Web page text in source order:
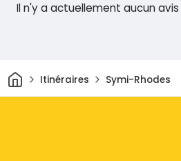
Il n'y a actuellement aucun
Maison
Itinéraires Symi-Rhodes